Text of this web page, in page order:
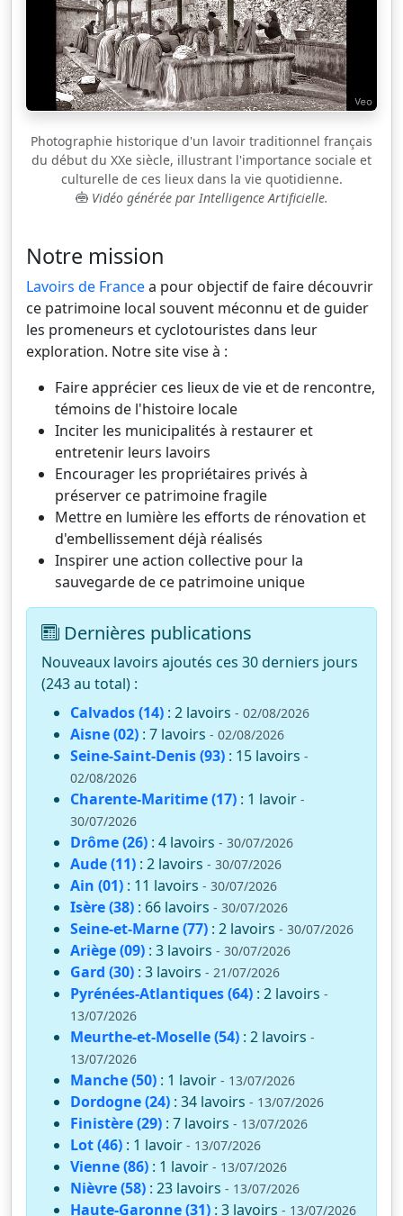
Photographie historique d'un lavoir traditionnel français
du début du XXe siècle, illustrant l'importance sociale et
culturelle de ces lieux dans la vie quotidienne.
Vidéo générée par Intelligence Artificielle.
Notre mission
Lavoirs de Francea pour objectif de faire découvrir
ce patrimoine local souvent méconnu et de guider
les promeneurs et cyclotouristes dans leur
exploration. Notre site vise à :
Faire apprécier ces lieux de vie et de rencontre,
témoins de l'histoire locale
Inciter les municipalités à restaurer et
entretenir leurs lavoirs
Encourager les propriétaires privés à
préserver ce patrimoine fragile
Mettre en lumière les efforts de rénovation et
d'embellissement déjà réalisés
Inspirer une action collective pour la
sauvegarde de ce patrimoine unique
Dernières publications
Nouveaux lavoirs ajoutés ces 30 derniers jours
(243 au total) :
Calvados (14) : 2 lavoirs - 02/08/2026
Aisne (02) : 7 lavoirs - 02/08/2026
Seine-Saint-Denis (93) : 15 lavoirs -
02/08/2026
Charente-Maritime (17) : 1 lavoir -
30/07/2026
Drôme (26) : 4 lavoirs - 30/07/2026
Aude (11) : 2 lavoirs - 30/07/2026
Ain (01) : 11 lavoirs - 30/07/2026
Isère (38) : 66 lavoirs - 30/07/2026
Seine-et-Marne (77) : 2 lavoirs - 30/07/2026
Ariège (09) : 3 lavoirs - 30/07/2026
Gard (30) : 3 lavoirs - 21/07/2026
Pyrénées-Atlantiques (64) : 2 lavoirs -
13/07/2026
Meurthe-et-Moselle (54) : 2 lavoirs -
13/07/2026
Manche (50) : 1 lavoir - 13/07/2026
Dordogne (24) : 34 lavoirs - 13/07/2026
Finistère (29) : 7 lavoirs - 13/07/2026
Lot (46) : 1 lavoir - 13/07/2026
Vienne (86) : 1 lavoir - 13/07/2026
Nièvre (58) : 23 lavoirs - 13/07/2026
Haute-Garonne (31) : 3 lavoirs - 13/07/2026